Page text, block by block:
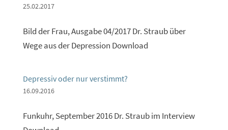
25.02.2017
Bild der Frau, Ausgabe 04/2017 Dr. Straub über
Wege aus der Depression Download
Depressiv oder nur verstimmt?
16.09.2016
Funkuhr, September 2016 Dr. Straub im Interview